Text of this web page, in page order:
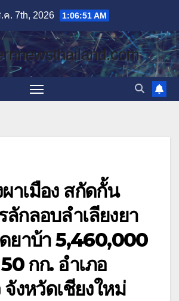
ค. 7th, 2026 1:06:52 AM
าเมือง สกัดกั้น
กลอบลำเลียงยา
ยาบ้า 5,460,000
กก. อำเภอ
จังหวัดเชียงใหม่